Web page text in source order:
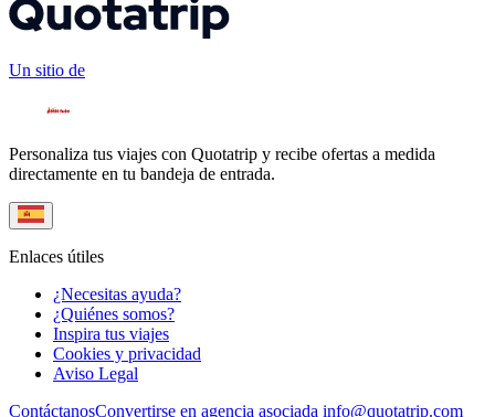
Un sitio de
Personaliza tus viajes con Quotatrip y recibe ofertas a medida
directamente en tu bandeja de entrada.
Enlaces útiles
¿Necesitas ayuda?
¿Quiénes somos?
Inspira tus viajes
Cookies y privacidad
Aviso Legal
ContáctanosConvertirse en agencia asociada info@quotatrip.com